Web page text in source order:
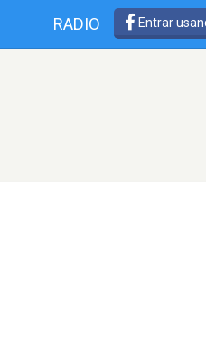
RADIO Entrar